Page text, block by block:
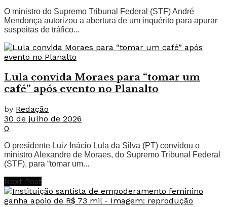
O ministro do Supremo Tribunal Federal (STF) André
Mendonça autorizou a abertura de um inquérito para apurar
suspeitas de tráfico...
Lula convida Moraes para “tomar um
café” após evento no Planalto
by Redação
30 de julho de 2026
0
O presidente Luiz Inácio Lula da Silva (PT) convidou o
ministro Alexandre de Moraes, do Supremo Tribunal Federal
(STF), para “tomar um...
Next Post